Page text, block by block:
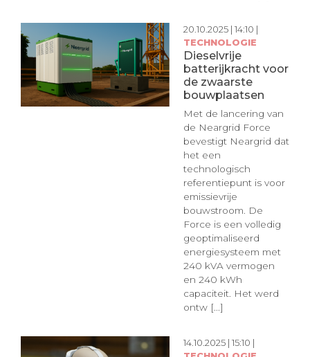
20.10.2025 | 14:10 |
TECHNOLOGIE
Dieselvrije
batterijkracht voor
de zwaarste
bouwplaatsen
Met de lancering van
de Neargrid Force
bevestigt Neargrid dat
het een
technologisch
referentiepunt is voor
emissievrije
bouwstroom. De
Force is een volledig
geoptimaliseerd
energiesysteem met
240 kVA vermogen
en 240 kWh
capaciteit. Het werd
ontw [...]
14.10.2025 | 15:10 |